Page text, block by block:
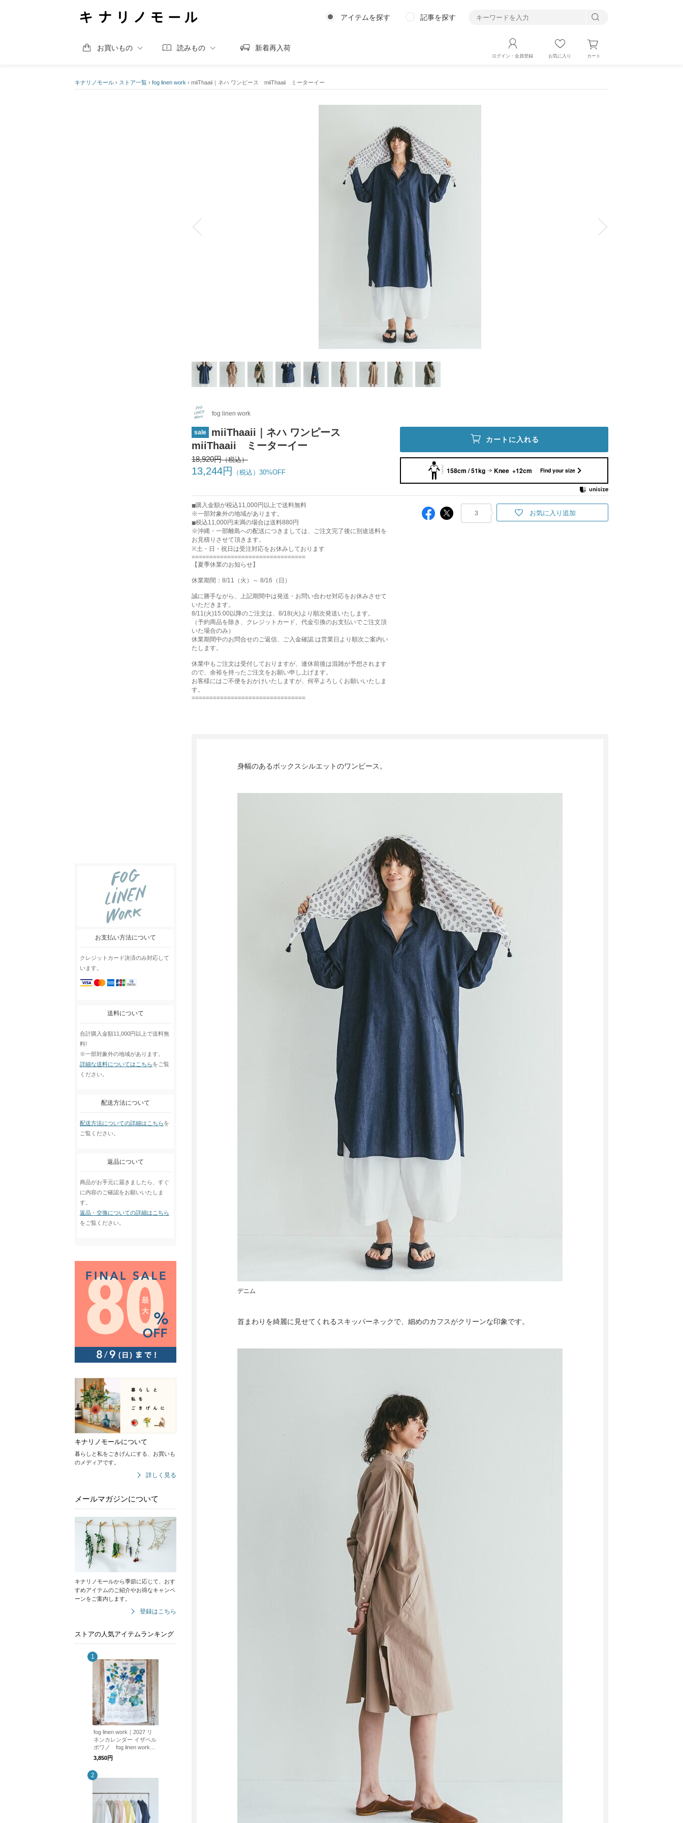
アイテムを探す 記事を探す
お買いもの 読みもの 新着再入荷
ログイン・会員登録 お気に入り カート
キナリノモール › ストア一覧 › fog linen work › miiThaaii｜ネハ ワンピース miiThaaii ミーターイー
お支払い方法について
クレジットカード決済のみ対応して
います。
送料について
合計購入金額11,000円以上で送料無
料!
※一部対象外の地域があります。
詳細な送料についてはこちらをご覧
ください。
配送方法について
配送方法についての詳細はこちらを
ご覧ください。
返品について
商品がお手元に届きましたら、すぐ
に内容のご確認をお願いいたしま
す。
返品・交換についての詳細はこちら
をご覧ください。
キナリノモールについて
暮らしと私をごきげんにする、お買いも
のメディアです。
詳しく見る
メールマガジンについて
キナリノモールから季節に応じて、おす
すめアイテムのご紹介やお得なキャンペ
ーンをご案内します。
登録はこちら
ストアの人気アイテムランキング
fog linen work｜2027 リ
ネンカレンダー イザベル
ボワノ fog linen work
フォグリネンワーク
3,850円
fog linen work
sale
miiThaaii｜ネハ ワンピース
miiThaaii ミーターイー
18,920円
13,244円 30%OFF
カートに入れる
158cm / 51kg Knee +12cm Find your size
購入金額が税込11,000円以上で送料無料
※一部対象外の地域があります。
税込11,000円未満の場合は送料880円
※沖縄・一部離島への配送につきましては、ご注文完了後に別途送料を
お見積りさせて頂きます。
※土・日・祝日は受注対応をお休みしております
================================
【夏季休業のお知らせ】
休業期間：8/11（火）～ 8/16（日）
誠に勝手ながら、上記期間中は発送・お問い合わせ対応をお休みさせて
いただきます。
8/11(火)15:00以降のご注文は、8/18(火)より順次発送いたします。
（予約商品を除き、クレジットカード、代金引換のお支払いでご注文頂
いた場合のみ）
休業期間中のお問合せのご返信、ご入金確認 は営業日より順次ご案内い
たします。
休業中もご注文は受付しておりますが、連休前後は混雑が予想されます
ので、余裕を持ったご注文をお願い申し上げます。
お客様にはご不便をおかけいたしますが、何卒よろしくお願いいたしま
す。
================================
3 お気に入り追加
身幅のあるボックスシルエットのワンピース。
デニム
首まわりを綺麗に見せてくれるスキッパーネックで、細めのカフスがクリーンな印象です。